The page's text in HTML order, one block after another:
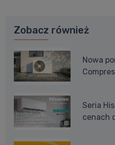
Zobacz również
Nowa
Seria
cenach